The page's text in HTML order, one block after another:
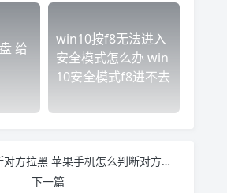
给
win10按f8无法进入
安全模式怎么办 win
10安全模式f8进不去
苹果手机怎么判断对方拉黑 苹果手机怎么判断对方拉黑还是删除
下一篇